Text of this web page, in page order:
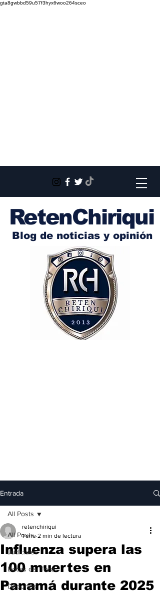
gta8gwbbd59u57f3hyx6woo264sceo
RetenChiriqui
Blog de noticias y opinión
Entrada
All Posts
Judiciales
Bocas del Toro
Deportes
All Posts
Influenza supera las
100 muertes en
Panamá durante 2025
retenchiriqui
1 ene 2 min de lectura